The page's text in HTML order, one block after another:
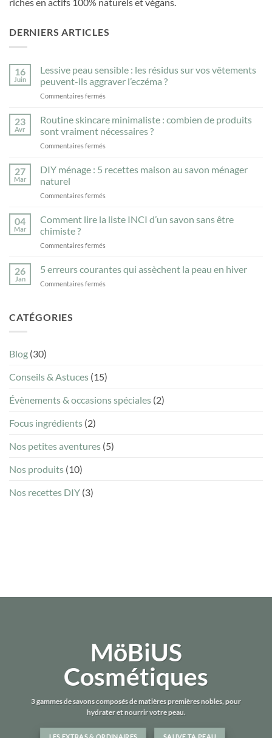
DERNIERS ARTICLES
16
Juin
Lessive peau sensible : les résidus sur vos vêtements
peuvent-ils aggraver l’eczéma ?
Commentaires fermés
sensible
:
les
sur
peuvent-
aggraver
23
Avr
Routine skincare minimaliste : combien de produits
sont vraiment nécessaires ?
Commentaires fermés
skincare
minimaliste
combien
produits
nécessaires
27
Mar
DIY ménage : 5 recettes maison au savon ménager
naturel
Commentaires fermés
ménage
:
recettes
au
ménager
04
Mar
Comment lire la liste INCI d’un savon sans être
chimiste ?
Commentaires fermés
lire
la
liste
26
Jan
5 erreurs courantes qui assèchent la peau en hiver
Commentaires fermés
hiver
CATÉGORIES
Blog (30)
Conseils & Astuces (15)
Évènements & occasions spéciales (2)
Focus ingrédients (2)
Nos petites aventures (5)
Nos produits (10)
Nos recettes DIY (3)
MöBiUS
Cosmétiques
3 gammes de savons composés de matières premières nobles, pour
hydrater et nourrir votre peau.